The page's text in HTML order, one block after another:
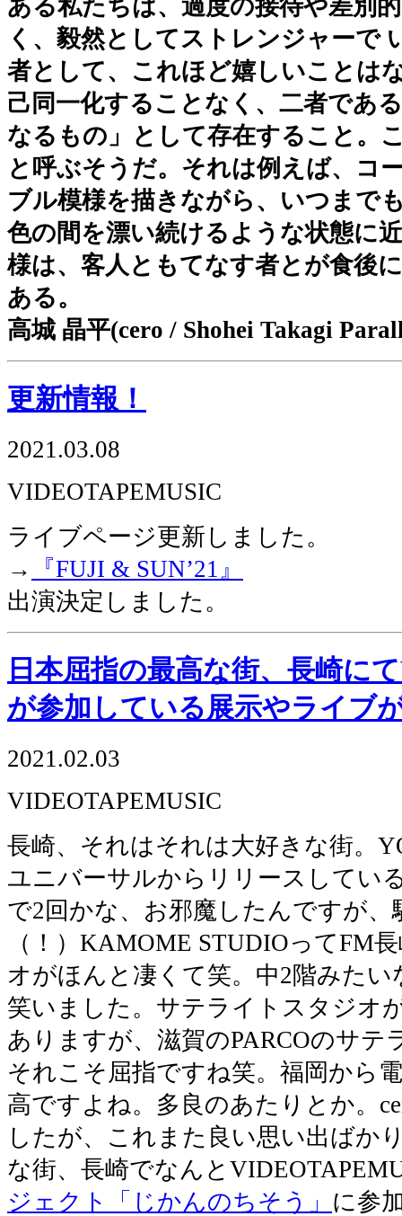
ある私たちは、過度の接待や差別
く、毅然としてストレンジャーで
者として、これほど嬉しいことは
己同一化することなく、二者であ
なるもの」として存在すること。
と呼ぶそうだ。それは例えば、コ
ブル模様を描きながら、いつまで
色の間を漂い続けるような状態に
様は、客人ともてなす者とが食後
ある。
高城 晶平(cero / Shohei Takagi
更新情報！
2021.03.08
VIDEOTAPEMUSIC
ライブページ更新しました。
→
『FUJI & SUNʼ21』
出演決定しました。
日本屈指の最高な街、長崎に
が参加している展示やライブ
2021.02.03
VIDEOTAPEMUSIC
長崎、それはそれは大好きな街。
ユニバーサルからリリースしてい
で2回かな、お邪魔したんですが
（！）KAMOME STUDIOってFM
オがほんと凄くて笑。中2階みた
笑いました。サテライトスタジオ
ありますが、滋賀のPARCOのサテ
それこそ屈指ですね笑。福岡から
高ですよね。多良のあたりとか。
したが、これまた良い思い出ばか
な街、長崎でなんと
ジェクト「じかんのちそう」 に参